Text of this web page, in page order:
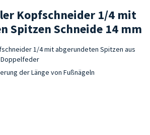
Kopfschneider 1/4 mit
Spitzen Schneide 14 mm
1/4 mit abgerundeten Spitzen aus
der Länge von Fußnägeln